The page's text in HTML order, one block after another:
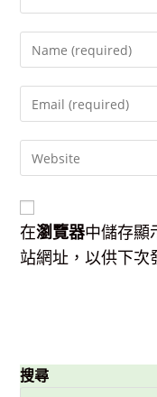
your
username
to
comment
your
address
toyour
(optional)
在瀏覽器中儲存顯
站網址，以供下次
搜尋